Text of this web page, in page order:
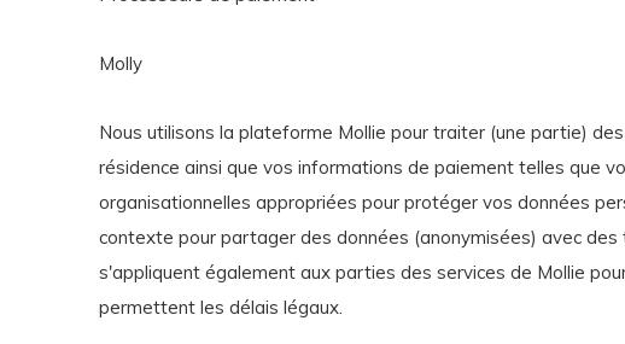
Molly
Nous utilisons la plateforme Mollie pour traiter (une partie)
résidence ainsi que vos informations de paiement telles que
organisationnelles appropriées pour protéger vos données
contexte pour partager des données (anonymisées) avec
s'appliquent également aux parties des services de Mollie
permettent les délais légaux.